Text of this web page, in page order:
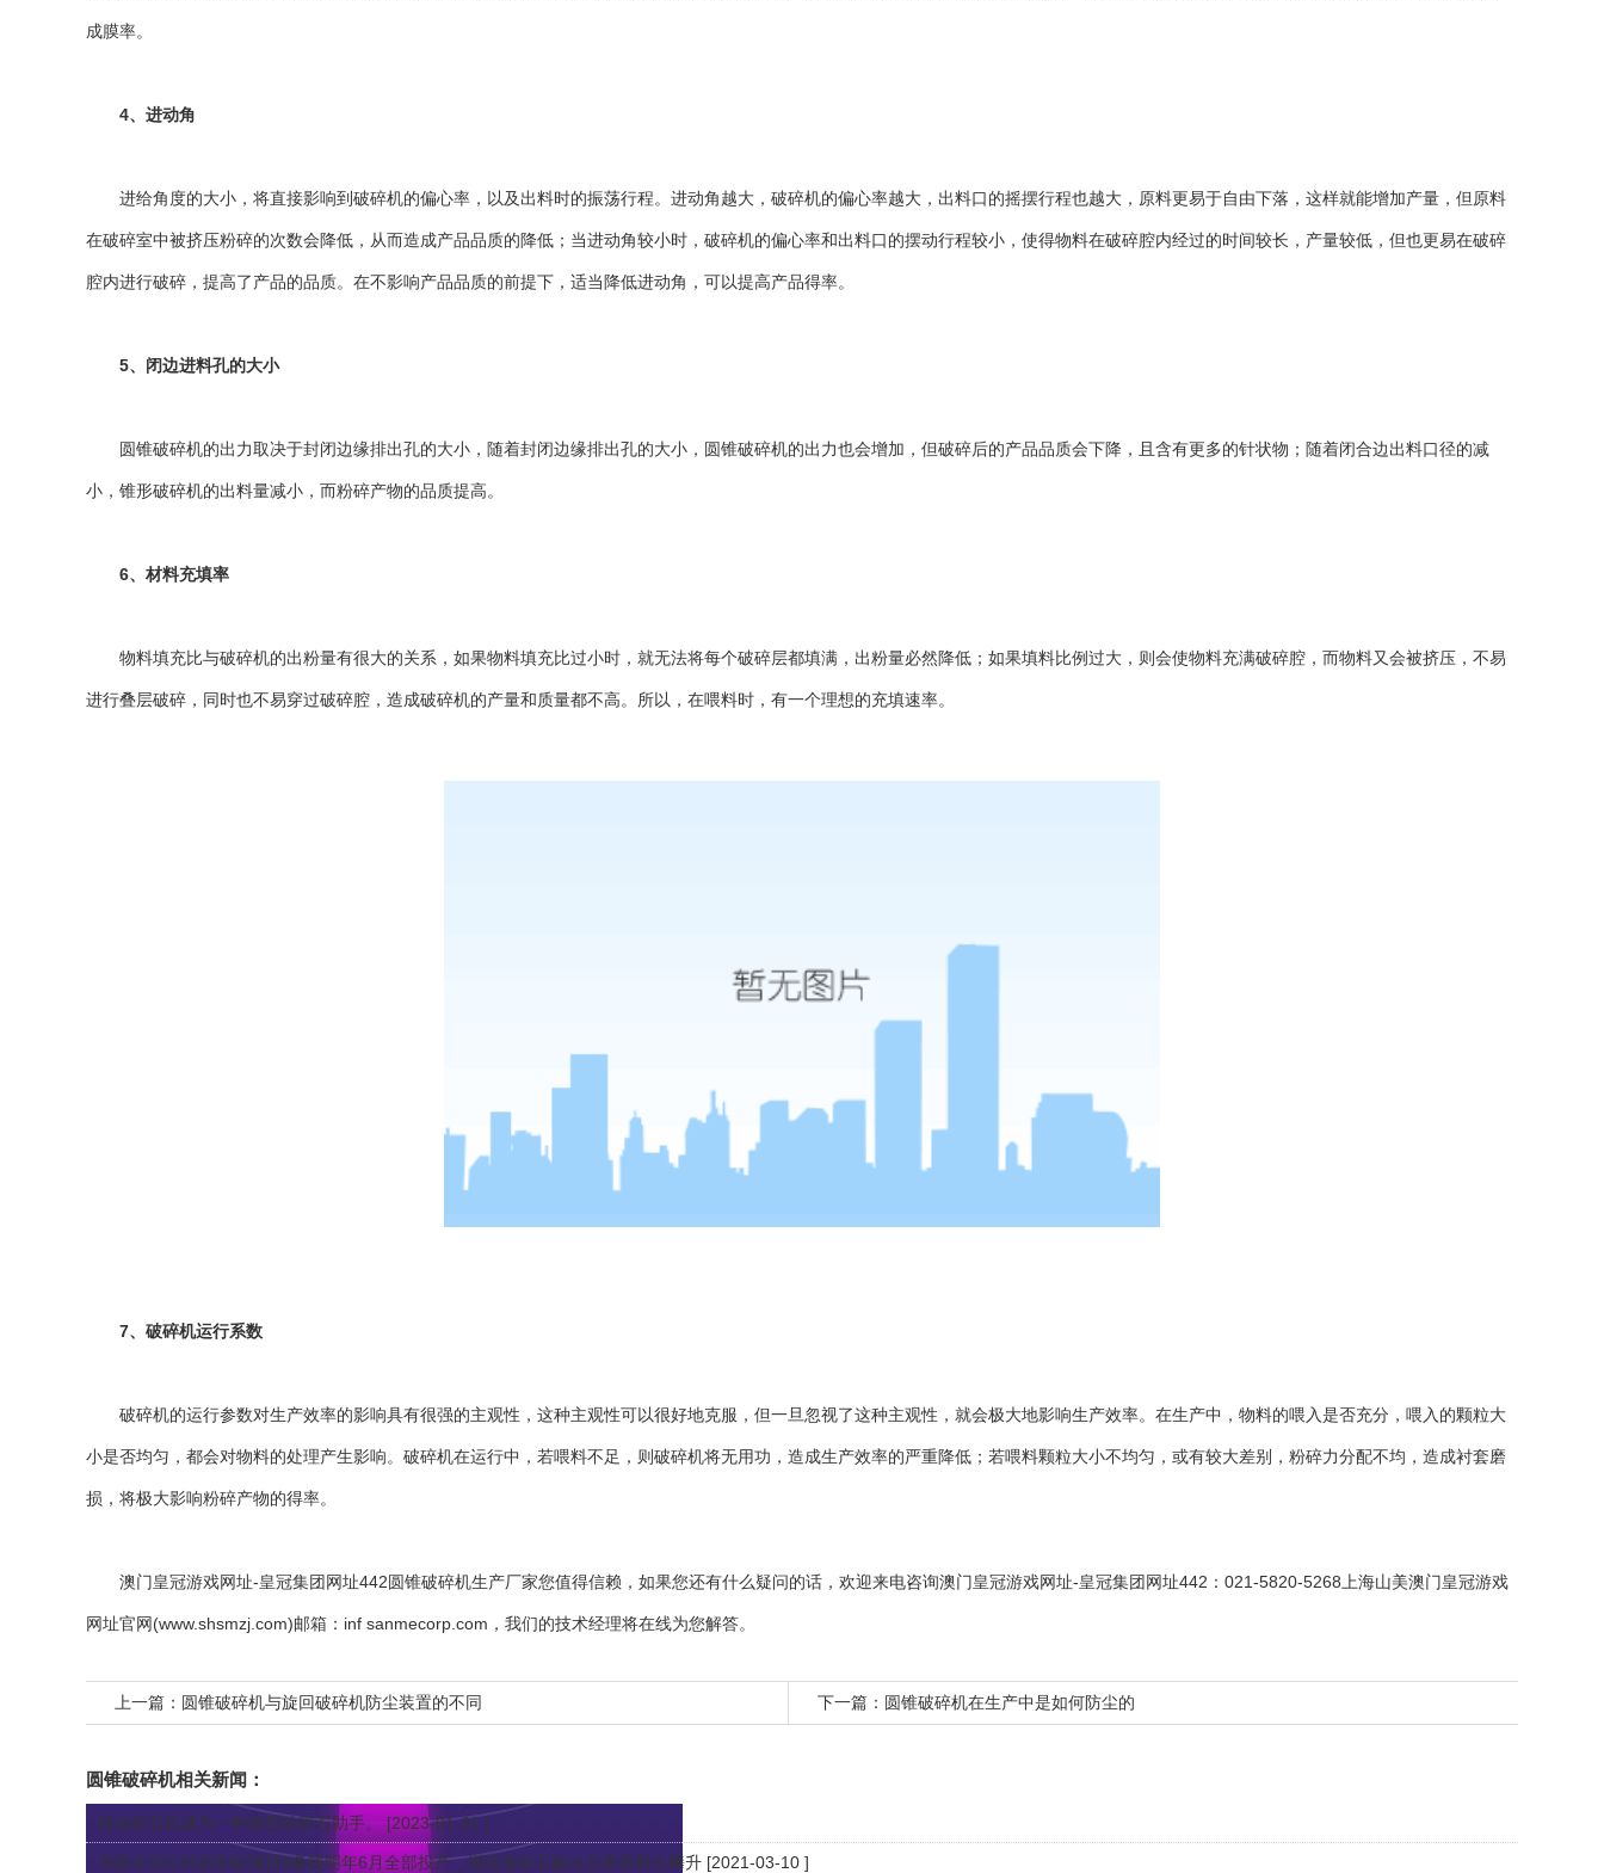
成膜率。
4、进动角
进给角度的大小，将直接影响到破碎机的偏心率，以及出料时的振荡行程。进动角越大，破碎机的偏心率越大，出料口的摇摆行程也越大，原料更易于自由下落，这样就能增加产量，但原料
在破碎室中被挤压粉碎的次数会降低，从而造成产品品质的降低；当进动角较小时，破碎机的偏心率和出料口的摆动行程较小，使得物料在破碎腔内经过的时间较长，产量较低，但也更易在破碎
腔内进行破碎，提高了产品的品质。在不影响产品品质的前提下，适当降低进动角，可以提高产品得率。
5、闭边进料孔的大小
圆锥破碎机的出力取决于封闭边缘排出孔的大小，随着封闭边缘排出孔的大小，圆锥破碎机的出力也会增加，但破碎后的产品品质会下降，且含有更多的针状物；随着闭合边出料口径的减
小，锥形破碎机的出料量减小，而粉碎产物的品质提高。
6、材料充填率
物料填充比与破碎机的出粉量有很大的关系，如果物料填充比过小时，就无法将每个破碎层都填满，出粉量必然降低；如果填料比例过大，则会使物料充满破碎腔，而物料又会被挤压，不易
进行叠层破碎，同时也不易穿过破碎腔，造成破碎机的产量和质量都不高。所以，在喂料时，有一个理想的充填速率。
7、破碎机运行系数
破碎机的运行参数对生产效率的影响具有很强的主观性，这种主观性可以很好地克服，但一旦忽视了这种主观性，就会极大地影响生产效率。在生产中，物料的喂入是否充分，喂入的颗粒大
小是否均匀，都会对物料的处理产生影响。破碎机在运行中，若喂料不足，则破碎机将无用功，造成生产效率的严重降低；若喂料颗粒大小不均匀，或有较大差别，粉碎力分配不均，造成衬套磨
损，将极大影响粉碎产物的得率。
澳门皇冠游戏网址-皇冠集团网址442圆锥破碎机生产厂家您值得信赖，如果您还有什么疑问的话，欢迎来电咨询澳门皇冠游戏网址-皇冠集团网址442 ：021-5820-5268上海山美澳门皇冠游戏
网址官网(www.shsmzj.com)邮箱：inf sanmecorp.com，我们的技术经理将在线为您解答。
上一篇： 圆锥破碎机与旋回破碎机防尘装置的不同 下一篇： 圆锥破碎机在生产中是如何防尘的
圆锥破碎机相关新闻：
移动碎石机成为一种新型的碎石助手。 [2023-01-31 ]
华新水泥亿吨机制砂项目8条线明年6月全部投产，湖北省砂石输出总量将再次攀升 [2021-03-10 ]